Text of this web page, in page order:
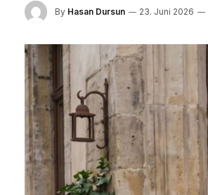
By Hasan Dursun 23. Juni 2026